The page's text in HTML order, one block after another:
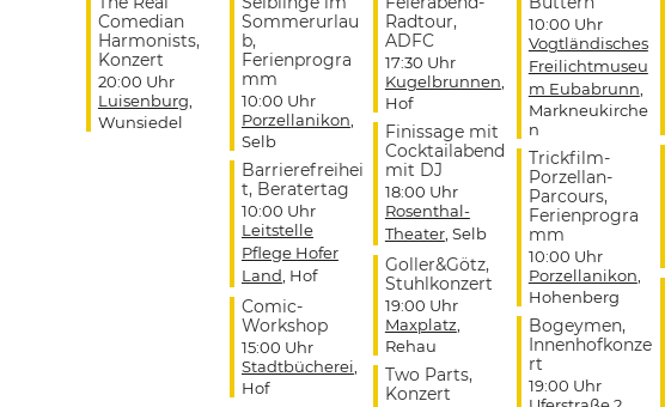
Comedian
Harmonists,
Konzert
20:00 Uhr
Luisenburg
Wunsiedel
Sommerurlau
b,
Ferienprogra
mm
10:00 Uhr
Porzellanikon
Selb
Barrierefreihei
t, Beratertag
10:00 Uhr
Leitstelle
Pflege Hofer
Land , Hof
Comic-
Workshop
15:00 Uhr
Stadtbücherei
Hof
Radtour,
ADFC
17:30 Uhr
Kugelbrunnen
Hof
Finissage mit
Cocktailabend
mit DJ
18:00 Uhr
Rosenthal-
Theater, Selb
Goller&Götz,
Stuhlkonzert
19:00 Uhr
Maxplatz
Rehau
Two Parts,
Konzert
10:00 Uhr
Vogtländisches
Freilichtmuseu
m Eubabrunn
Markneukirche
n
Trickfilm-
Porzellan-
Parcours,
Ferienprogra
mm
10:00 Uhr
Porzellanikon
Hohenberg
Bogeymen,
Innenhofkonze
rt
19:00 Uhr